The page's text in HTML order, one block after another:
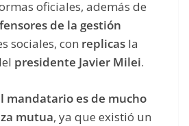
oficiales, además de
de la gestión
sociales, con replicas la
presidente Javier Milei.
mandatario es de mucho
mutua, ya que existió un